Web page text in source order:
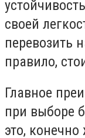
своей
перевозить
правило,
Главное
при выборе
это,